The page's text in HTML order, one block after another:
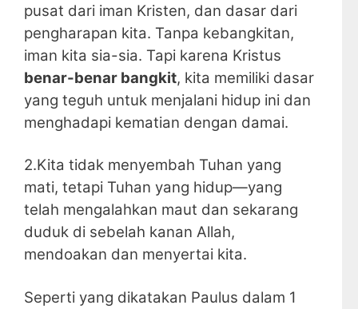
pusat dari iman Kristen, dan dasar dari
pengharapan kita. Tanpa kebangkitan,
iman kita sia-sia. Tapi karena Kristus
benar-benar bangkit, kita memiliki dasar
yang teguh untuk menjalani hidup ini dan
menghadapi kematian dengan damai.
2.Kita tidak menyembah Tuhan yang
mati, tetapi Tuhan yang hidup—yang
telah mengalahkan maut dan sekarang
duduk di sebelah kanan Allah,
mendoakan dan menyertai kita.
Seperti yang dikatakan Paulus dalam 1